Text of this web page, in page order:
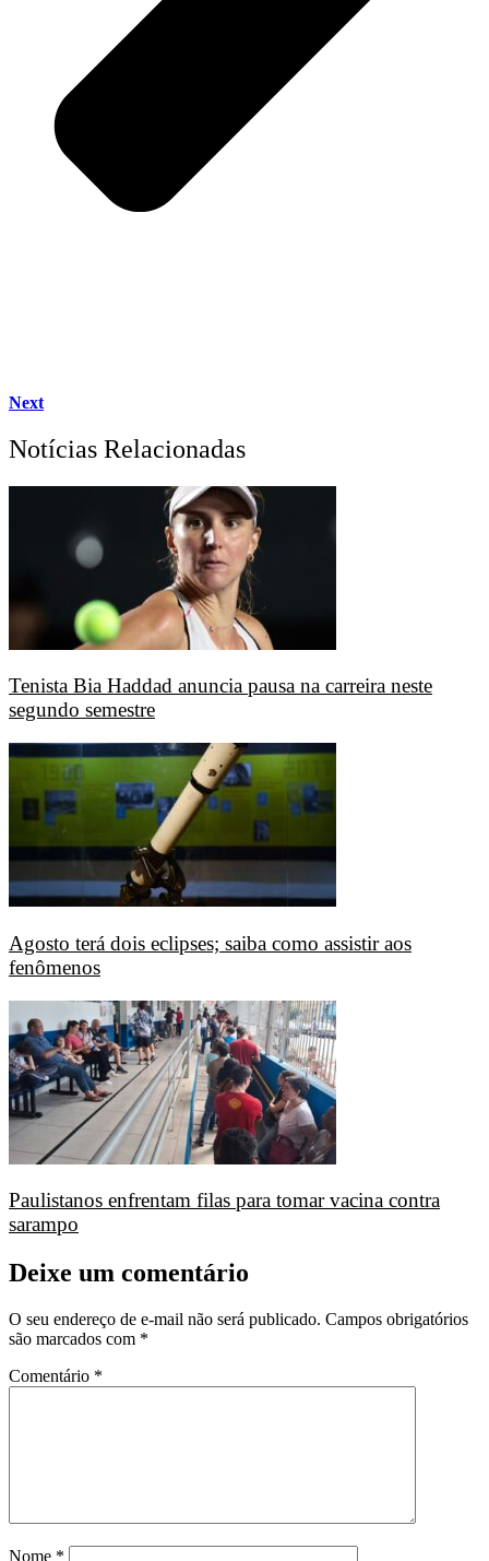
Next
Notícias Relacionadas
Tenista Bia Haddad anuncia pausa na carreira neste
segundo semestre
Agosto terá dois eclipses; saiba como assistir aos
fenômenos
Paulistanos enfrentam filas para tomar vacina contra
sarampo
Deixe um comentário
O seu endereço de e-mail não será publicado. Campos obrigatórios
são marcados com *
Comentário *
Nome *